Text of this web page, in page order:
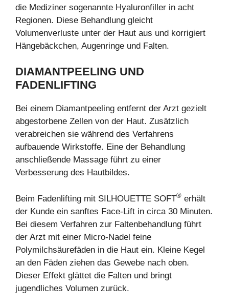
die Mediziner sogenannte Hyaluronfiller in acht
Regionen. Diese Behandlung gleicht
Volumenverluste unter der Haut aus und korrigiert
Hängebäckchen, Augenringe und Falten.
DIAMANTPEELING UND
FADENLIFTING
Bei einem Diamantpeeling entfernt der Arzt gezielt
abgestorbene Zellen von der Haut. Zusätzlich
verabreichen sie während des Verfahrens
aufbauende Wirkstoffe. Eine der Behandlung
anschließende Massage führt zu einer
Verbesserung des Hautbildes.
Beim Fadenlifting mit SILHOUETTE SOFT® erhält
der Kunde ein sanftes Face-Lift in circa 30 Minuten.
Bei diesem Verfahren zur Faltenbehandlung führt
der Arzt mit einer Micro-Nadel feine
Polymilchsäurefäden in die Haut ein. Kleine Kegel
an den Fäden ziehen das Gewebe nach oben.
Dieser Effekt glättet die Falten und bringt
jugendliches Volumen zurück.